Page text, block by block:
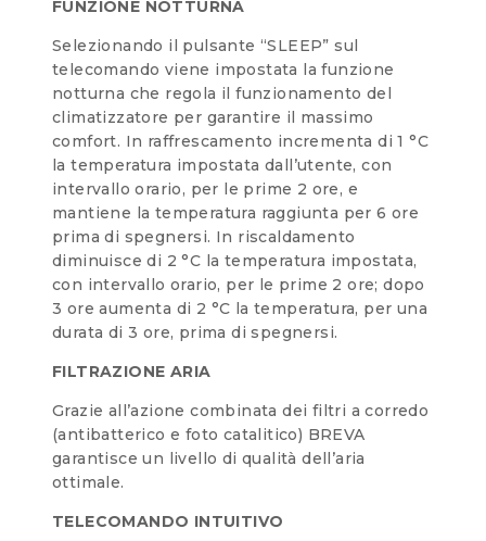
FUNZIONE NOTTURNA
Selezionando il pulsante “SLEEP” sul
telecomando viene impostata la funzione
notturna che regola il funzionamento del
climatizzatore per garantire il massimo
comfort. In raffrescamento incrementa di 1 °C
la temperatura impostata dall’utente, con
intervallo orario, per le prime 2 ore, e
mantiene la temperatura raggiunta per 6 ore
prima di spegnersi. In riscaldamento
diminuisce di 2 °C la temperatura impostata,
con intervallo orario, per le prime 2 ore; dopo
3 ore aumenta di 2 °C la temperatura, per una
durata di 3 ore, prima di spegnersi.
FILTRAZIONE ARIA
Grazie all’azione combinata dei filtri a corredo
(antibatterico e foto catalitico) BREVA
garantisce un livello di qualità dell’aria
ottimale.
TELECOMANDO INTUITIVO